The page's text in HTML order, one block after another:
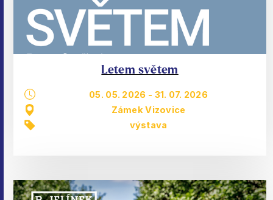
Letem světem
05. 05. 2026 - 31. 07. 2026
Zámek Vizovice
výstava